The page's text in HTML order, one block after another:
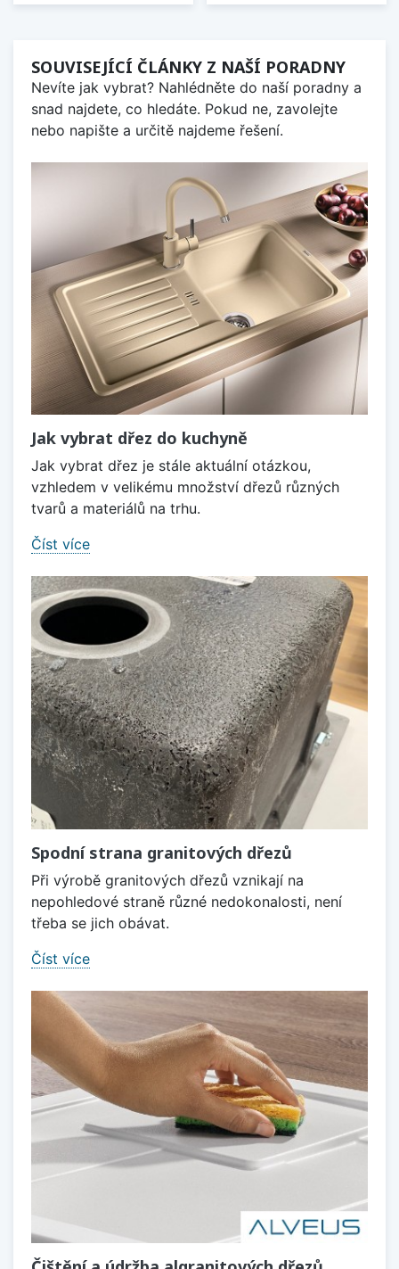
SOUVISEJÍCÍ ČLÁNKY Z NAŠÍ PORADNY
Nevíte jak vybrat? Nahlédněte do naší poradny a
snad najdete, co hledáte. Pokud ne, zavolejte
nebo napište a určitě najdeme řešení.
Jak vybrat dřez do kuchyně
Jak vybrat dřez je stále aktuální otázkou,
vzhledem v velikému množství dřezů různých
tvarů a materiálů na trhu.
Číst více
Spodní strana granitových dřezů
Při výrobě granitových dřezů vznikají na
nepohledové straně různé nedokonalosti, není
třeba se jich obávat.
Číst více